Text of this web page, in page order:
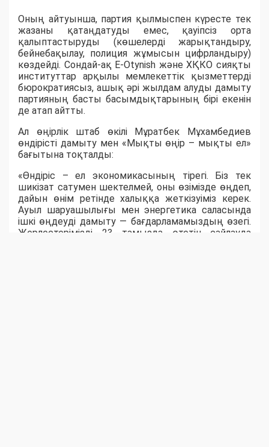
Оның айтуынша, партия қылмыспен күресте тек
жазаны қатаңдатуды емес, қауіпсіз орта
қалыптастыруды (көшелерді жарықтандыру,
бейнебақылау, полиция жұмысын цифрландыру)
көздейді. Сондай-ақ E-Otynish және ХҚКО сияқты
институттар арқылы мемлекеттік қызметтерді
бюрократиясыз, ашық әрі жылдам алуды дамыту
партияның басты басымдықтарының бірі екенін
де атап айтты.
Ал өңірлік штаб өкілі Мұратбек Мұхамбедиев
өндірісті дамыту мен «Мықты өңір – мықты ел»
бағытына тоқталды:
«Өндіріс – ел экономикасының тірегі. Біз тек
шикізат сатумен шектелмей, оны өзімізде өңдеп,
дайын өнім ретінде халыққа жеткізуіміз керек.
Ауыл шаруашылығы мен энергетика саласында
ішкі өңдеуді дамыту — бағдарламамыздың өзегі.
Жерлестерімізді 23 тамызда өтетін сайлауда